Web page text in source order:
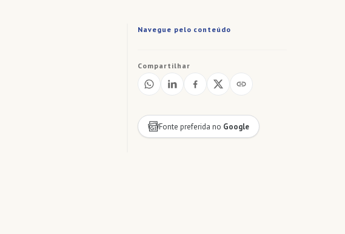
Navegue pelo conteúdo
Compartilhar
Fonte preferida no Google